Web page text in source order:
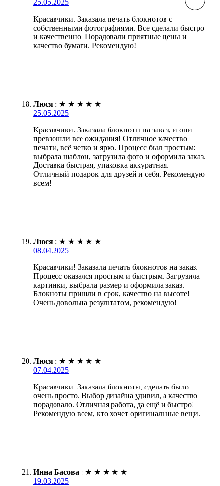
25.05.2025
Красавчики. Заказала печать блокнотов с
собственными фотографиями. Все сделали быстро
и качественно. Порадовали приятные цены и
качество бумаги. Рекомендую!
Люся : ★ ★ ★ ★ ★
25.05.2025
Красавчики. Заказала блокноты на заказ, и они
превзошли все ожидания! Отличное качество
печати, всё четко и ярко. Процесс был простым:
выбрала шаблон, загрузила фото и оформила заказ.
Доставка быстрая, упаковка аккуратная.
Отличный подарок для друзей и себя. Рекомендую
всем!
Люся : ★ ★ ★ ★ ★
08.04.2025
Красавчики! Заказала печать блокнотов на заказ.
Процесс оказался простым и быстрым. Загрузила
картинки, выбрала размер и оформила заказ.
Блокноты пришли в срок, качество на высоте!
Очень довольна результатом, рекомендую!
Люся : ★ ★ ★ ★ ★
07.04.2025
Красавчики. Заказала блокноты, сделать было
очень просто. Выбор дизайна удивил, а качество
порадовало. Отличная работа, да ещё и быстро!
Рекомендую всем, кто хочет оригинальные вещи.
Инна Басова : ★ ★ ★ ★ ★
19.03.2025